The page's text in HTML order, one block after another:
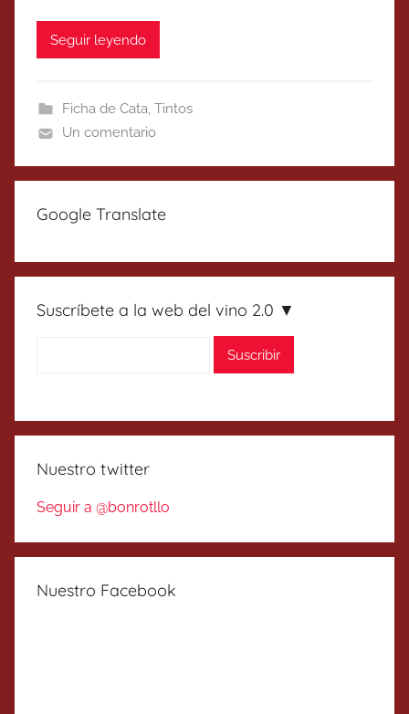
Seguir leyendo
Ficha de Cata, Tintos
Un comentario
Google Translate
Suscríbete a la web del vino 2.0 ▼
Nuestro twitter
Seguir a @bonrotllo
Nuestro Facebook